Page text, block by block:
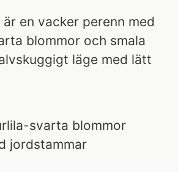
är en vacker perenn med
blommor och smala
läge med lätt
svarta blommor
jordstammar